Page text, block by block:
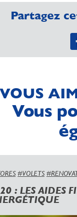
Partagez
VOUS
Vous
#VOLETS
: LES AIDES